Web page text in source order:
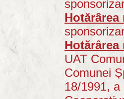
Hotărârea
Hotărârea
UAT
Comunei
18/1991,